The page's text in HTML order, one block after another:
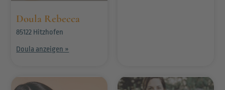
Doula Rebecca
85122 Hitzhofen
Doula anzeigen »